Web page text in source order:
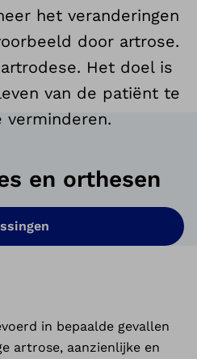
het veranderingen
door artrose.
Het doel is
van de patiënt te
en orthesen
in bepaalde gevallen
artrose, aanzienlijke en